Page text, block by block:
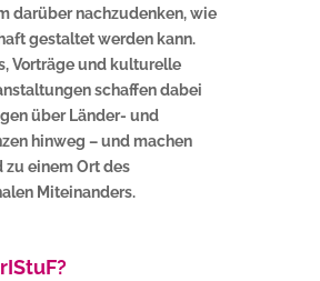
darüber nachzudenken, wie
gestaltet werden kann.
Vorträge und kulturelle
schaffen dabei
über Länder- und
hinweg – und machen
zu einem Ort des
Miteinanders.